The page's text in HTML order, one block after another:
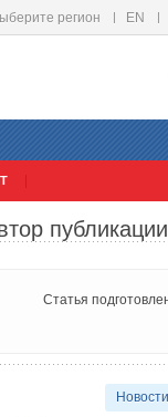
регион EN
Статья